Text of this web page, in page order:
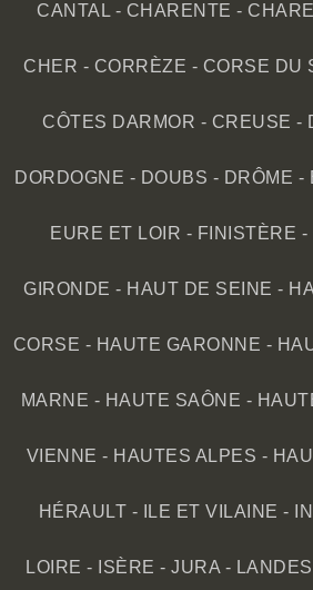
CANTAL - CHARENTE -
CHER - CORRÈZE - CORSE DU
CÔTES DARMOR - CREUSE -
DORDOGNE - DOUBS - DRÔME -
EURE ET LOIR - FINISTÈRE -
GIRONDE - HAUT DE SEINE -
CORSE - HAUTE GARONNE -
MARNE - HAUTE SAÔNE -
VIENNE - HAUTES ALPES -
HÉRAULT - ILE ET VILAINE -
LOIRE - ISÈRE - JURA - LANDES